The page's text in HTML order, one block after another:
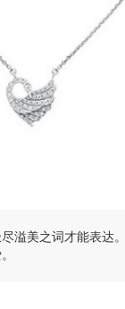
溢美之词才能表达